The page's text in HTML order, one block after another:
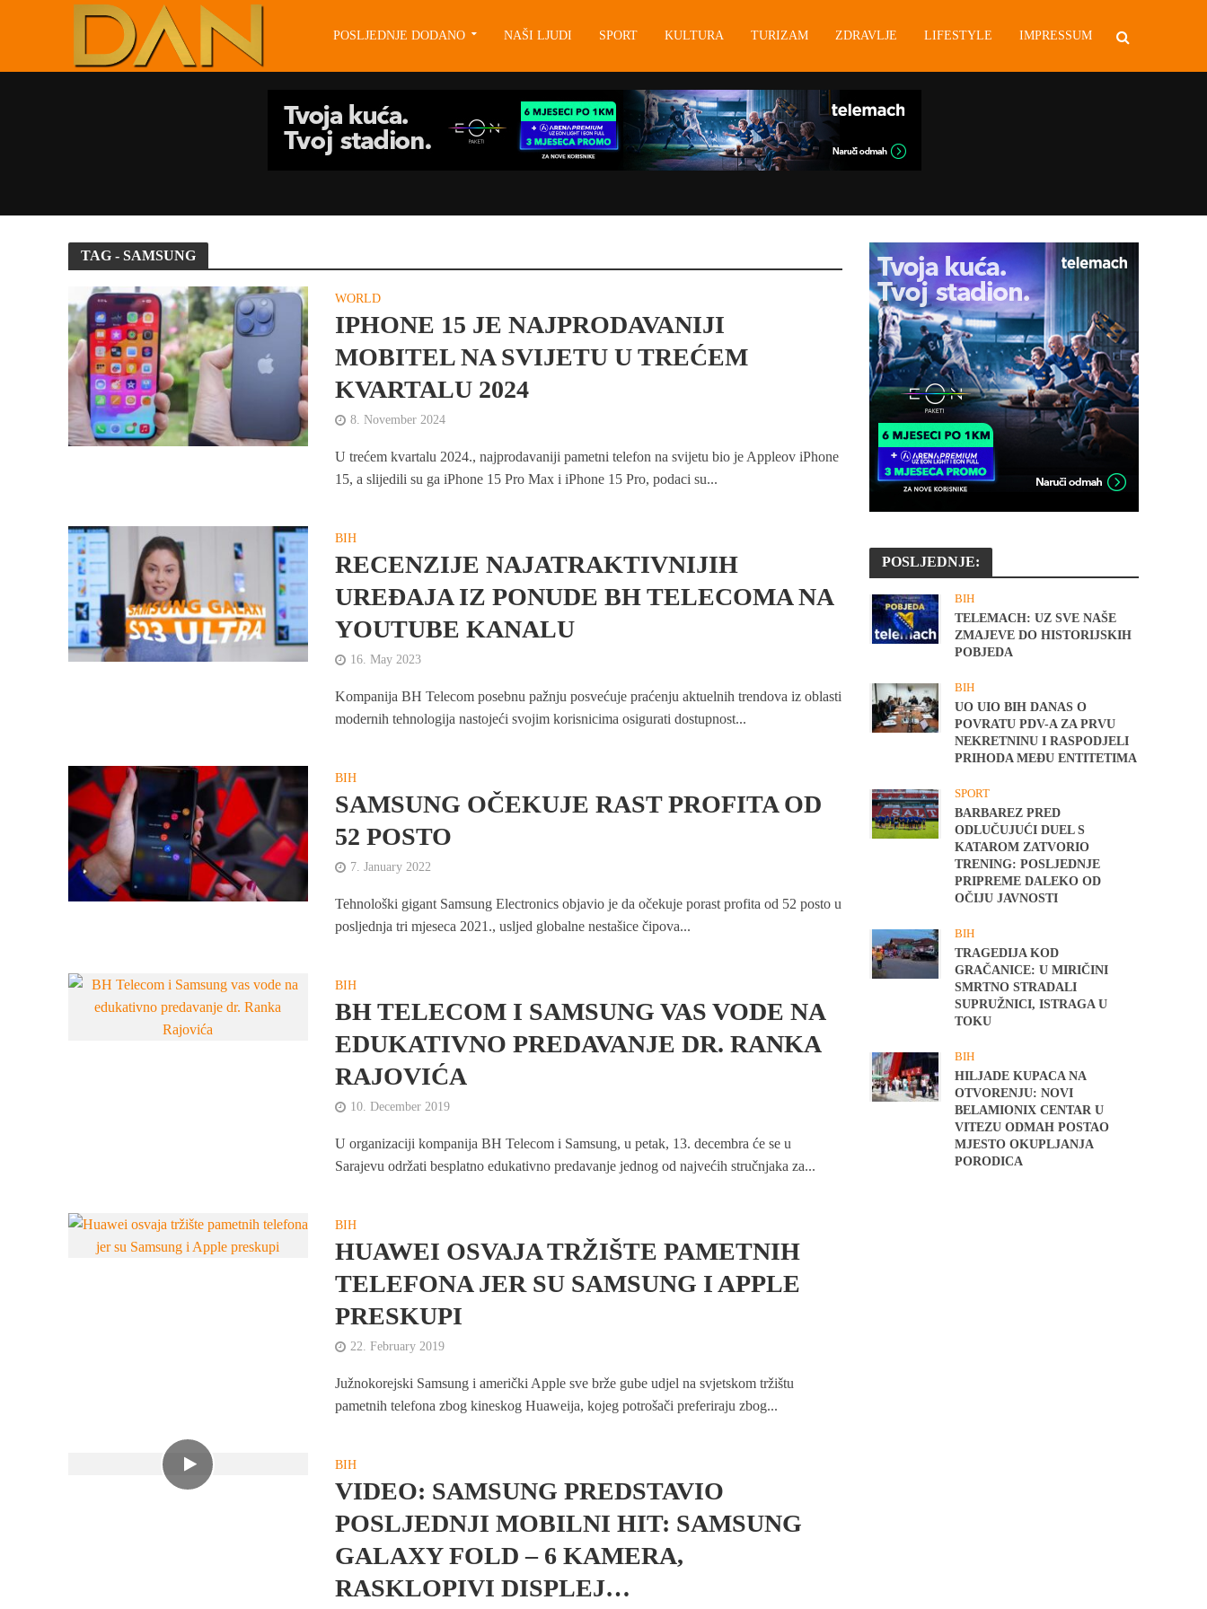
POSLJEDNJE DODANO NAŠI LJUDI SPORT KULTURA TURIZAM ZDRAVLJE LIFESTYLE IMPRESSUM
TAG - SAMSUNG
WORLD
IPHONE 15 JE NAJPRODAVANIJI
MOBITEL NA SVIJETU U TREĆEM
KVARTALU 2024
8. November 2024
U trećem kvartalu 2024., najprodavaniji pametni telefon na svijetu bio je Appleov iPhone
15, a slijedili su ga iPhone 15 Pro Max i iPhone 15 Pro, podaci su...
BIH
RECENZIJE NAJATRAKTIVNIJIH
UREĐAJA IZ PONUDE BH TELECOMA NA
YOUTUBE KANALU
16. May 2023
Kompanija BH Telecom posebnu pažnju posvećuje praćenju aktuelnih trendova iz oblasti
modernih tehnologija nastojeći svojim korisnicima osigurati dostupnost...
BIH
SAMSUNG OČEKUJE RAST PROFITA OD
52 POSTO
7. January 2022
Tehnološki gigant Samsung Electronics objavio je da očekuje porast profita od 52 posto u
posljednja tri mjeseca 2021., usljed globalne nestašice čipova...
BIH
BH TELECOM I SAMSUNG VAS VODE NA
EDUKATIVNO PREDAVANJE DR. RANKA
RAJOVIĆA
10. December 2019
U organizaciji kompanija BH Telecom i Samsung, u petak, 13. decembra će se u
Sarajevu održati besplatno edukativno predavanje jednog od najvećih stručnjaka za...
BIH
HUAWEI OSVAJA TRŽIŠTE PAMETNIH
TELEFONA JER SU SAMSUNG I APPLE
PRESKUPI
22. February 2019
Južnokorejski Samsung i američki Apple sve brže gube udjel na svjetskom tržištu
pametnih telefona zbog kineskog Huaweija, kojeg potrošači preferiraju zbog...
BIH
VIDEO: SAMSUNG PREDSTAVIO
POSLJEDNJI MOBILNI HIT: SAMSUNG
GALAXY FOLD – 6 KAMERA,
RASKLOPIVI DISPLEJ…
POSLJEDNJE:
BIH
TELEMACH: UZ SVE NAŠE
ZMAJEVE DO HISTORIJSKIH
POBJEDA
BIH
UO UIO BIH DANAS O
POVRATU PDV-A ZA PRVU
NEKRETNINU I RASPODJELI
PRIHODA MEĐU ENTITETIMA
SPORT
BARBAREZ PRED
ODLUČUJUĆI DUEL S
KATAROM ZATVORIO
TRENING: POSLJEDNJE
PRIPREME DALEKO OD
OČIJU JAVNOSTI
BIH
TRAGEDIJA KOD
GRAČANICE: U MIRIČINI
SMRTNO STRADALI
SUPRUŽNICI, ISTRAGA U
TOKU
BIH
HILJADE KUPACA NA
OTVORENJU: NOVI
BELAMIONIX CENTAR U
VITEZU ODMAH POSTAO
MJESTO OKUPLJANJA
PORODICA